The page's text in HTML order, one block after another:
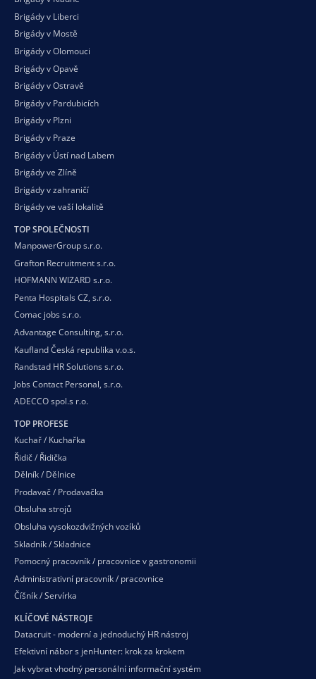
Brigády v Liberci
Brigády v Mostě
Brigády v Olomouci
Brigády v Opavě
Brigády v Ostravě
Brigády v Pardubicích
Brigády v Plzni
Brigády v Praze
Brigády v Ústí nad Labem
Brigády ve Zlíně
Brigády v zahraničí
Brigády ve vaší lokalitě
TOP SPOLEČNOSTI
ManpowerGroup s.r.o.
Grafton Recruitment s.r.o.
HOFMANN WIZARD s.r.o.
Penta Hospitals CZ, s.r.o.
Comac jobs s.r.o.
Advantage Consulting, s.r.o.
Kaufland Česká republika v.o.s.
Randstad HR Solutions s.r.o.
Jobs Contact Personal, s.r.o.
ADECCO spol.s r.o.
TOP PROFESE
Kuchař / Kuchařka
Řidič / Řidička
Dělník / Dělnice
Prodavač / Prodavačka
Obsluha strojů
Obsluha vysokozdvižných vozíků
Skladník / Skladnice
Pomocný pracovník / pracovnice v gastronomii
Administrativní pracovník / pracovnice
Číšník / Servírka
KLÍČOVÉ NÁSTROJE
Datacruit - moderní a jednoduchý HR nástroj
Efektivní nábor s jenHunter: krok za krokem
Jak vybrat vhodný personální informační systém